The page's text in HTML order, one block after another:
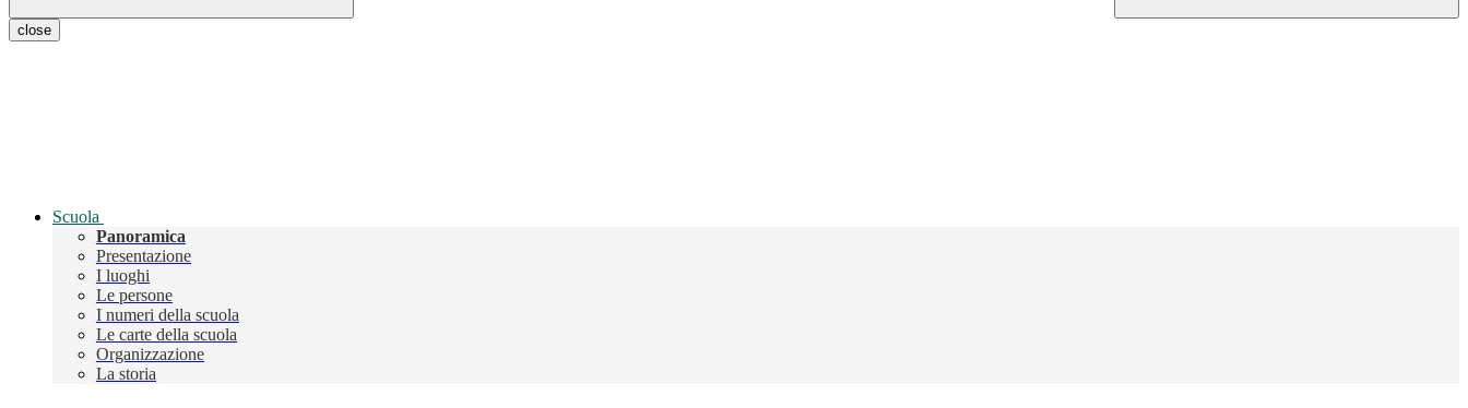
close
Scuola
Panoramica
Presentazione
I luoghi
Le persone
I numeri della scuola
Le carte della scuola
Organizzazione
La storia